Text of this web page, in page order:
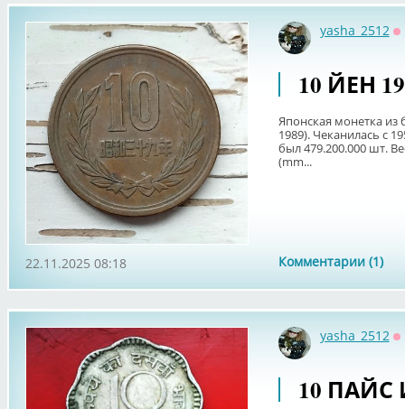
yasha_2512
10 ЙЕН
Японская монетка из
1989). Чеканилась с
был 479.200.000 шт.
(mm...
Комментарии (1)
22.11.2025 08:18
yasha_2512
10 ПАЙС